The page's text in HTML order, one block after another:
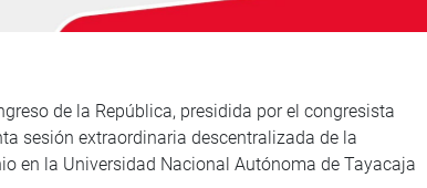
de la República, presidida por el congresista
sesión extraordinaria descentralizada de la
en la Universidad Nacional Autónoma de Tayacaja